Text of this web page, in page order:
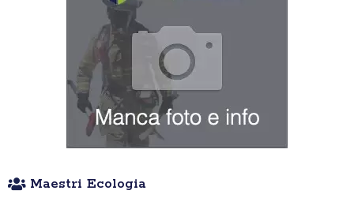
Maestri Ecologia